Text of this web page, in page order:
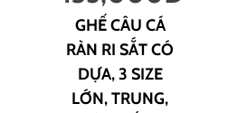
GHẾ CÂU CÁ
RÀN RI SẮT CÓ
DỰA, 3 SIZE
LỚN, TRUNG,